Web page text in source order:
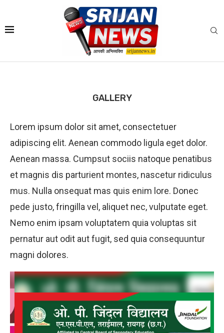
GALLERY
Lorem ipsum dolor sit amet, consectetuer
adipiscing elit. Aenean commodo ligula eget dolor.
Aenean massa. Cumpsut sociis natoque penatibus
et magnis dis parturient montes, nascetur ridiculus
mus. Nulla onsequat mas quis enim lore. Donec
pede justo, fringilla vel, aliquet nec, vulputate eget.
Nemo enim ipsam voluptatem quia voluptas sit
pernatur aut odit aut fugit, sed quia consequuntur
magni dolores.